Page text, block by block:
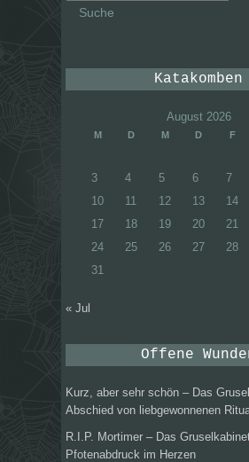
nach:
Katakomben
August 2026
M D M D F
3
4 5 6 7
10
11 12 13 14
17
18 19 20 21
24
25 26 27 28
31
« Jul
Offene
Kurz, aber sehr schön – Das
Abschied von liebgewonnenen
R.I.P. Mortimer – Das
Pfotenabdruck im Herzen